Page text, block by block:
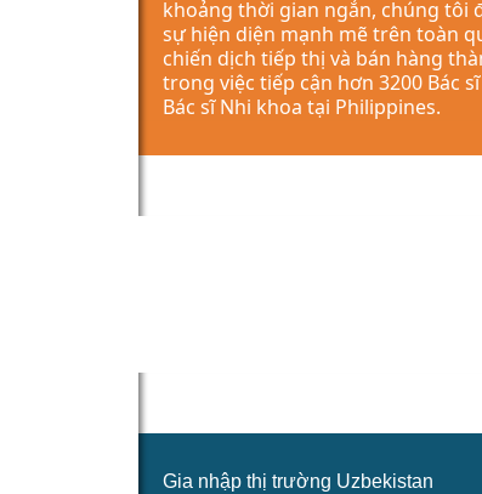
khoảng thời gian ngắn, chúng tôi
sự hiện diện mạnh mẽ trên toàn
chiến dịch tiếp thị và bán hàng
trong việc tiếp cận hơn 3200 Bác
Bác sĩ Nhi khoa tại Philippines.
Gia nhập thị trường Uzbekistan